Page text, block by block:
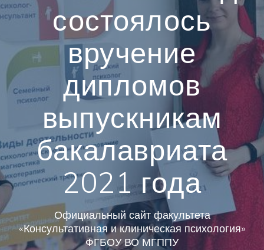
состоялось
вручение
дипломов
выпускникам
бакалавриата
2021 года
Официальный сайт факультета
«Консультативная и клиническая психология»
ФГБОУ ВО МГППУ